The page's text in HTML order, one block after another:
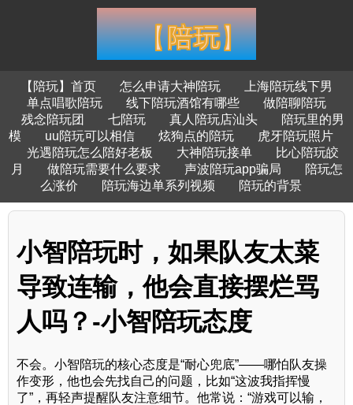
【陪玩】首页 怎么申请大神陪玩
上海陪玩线下男
单点唱歌陪玩
线下陪玩酒馆有哪些
做陪聊陪玩
残念陪玩团
七陪玩 真人陪玩店汕头
陪玩里的男
模
uu陪玩可以相信 炫狗点的陪玩
虎牙陪玩照片
光遇陪玩怎么陪好老板
大神陪玩接单
比心陪玩皎
月
做陪玩需要什么要求 声波陪玩app骗局
陪玩怎
么涨价
陪玩海边单系列视频 陪玩的背景
小智陪玩时，如果队友太菜
导致连输，他会直接摆烂骂
人吗？-小智陪玩态度
不会。小智陪玩的核心态度是“耐心兜底”——哪怕队友操
作变形，他也会先找自己的问题，比如“这波我指挥慢
了”，再轻声提醒队友注意细节。他常说：“游戏可以输，